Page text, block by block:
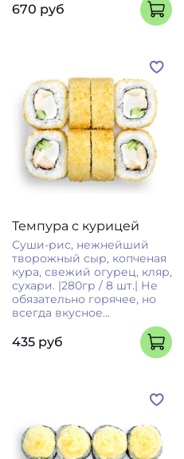
670 руб
Темпура с курицей
Суши-рис, нежнейший
творожный сыр, копченая
кура, свежий огурец, кляр,
сухари. |280гр / 8 шт.| Не
обязательно горячее, но
всегда вкусное...
435 руб